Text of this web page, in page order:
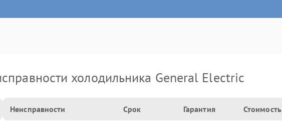
холодильника General Electric
Неисправности Срок Гарантия Стоимость